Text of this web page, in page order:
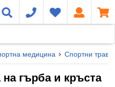
медицина Спортни
гърба и кръста